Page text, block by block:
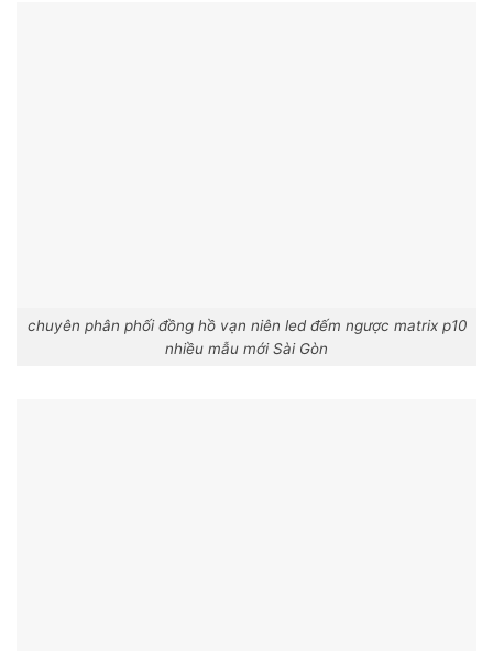
chuyên phân phối đồng hồ vạn niên led đếm ngược matrix p10
nhiều mẫu mới Sài Gòn